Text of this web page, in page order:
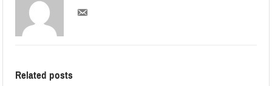
Related posts